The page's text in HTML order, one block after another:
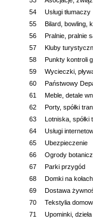
54
Usługi tłumaczy
55
Bilard, bowling,
56
Pralnie, pralnie
57
Kluby
58
Punkty kontroli
59
Wycieczki,
60
Państwowy
61
Meble, detale
62
Porty, spółki
63
Lotniska, spółki
64
Usługi
65
Ubezpieczenie
66
Ogrody
67
Parki przygód
68
Domki na
69
Dostawa
70
Tekstylia
71
Upominki,